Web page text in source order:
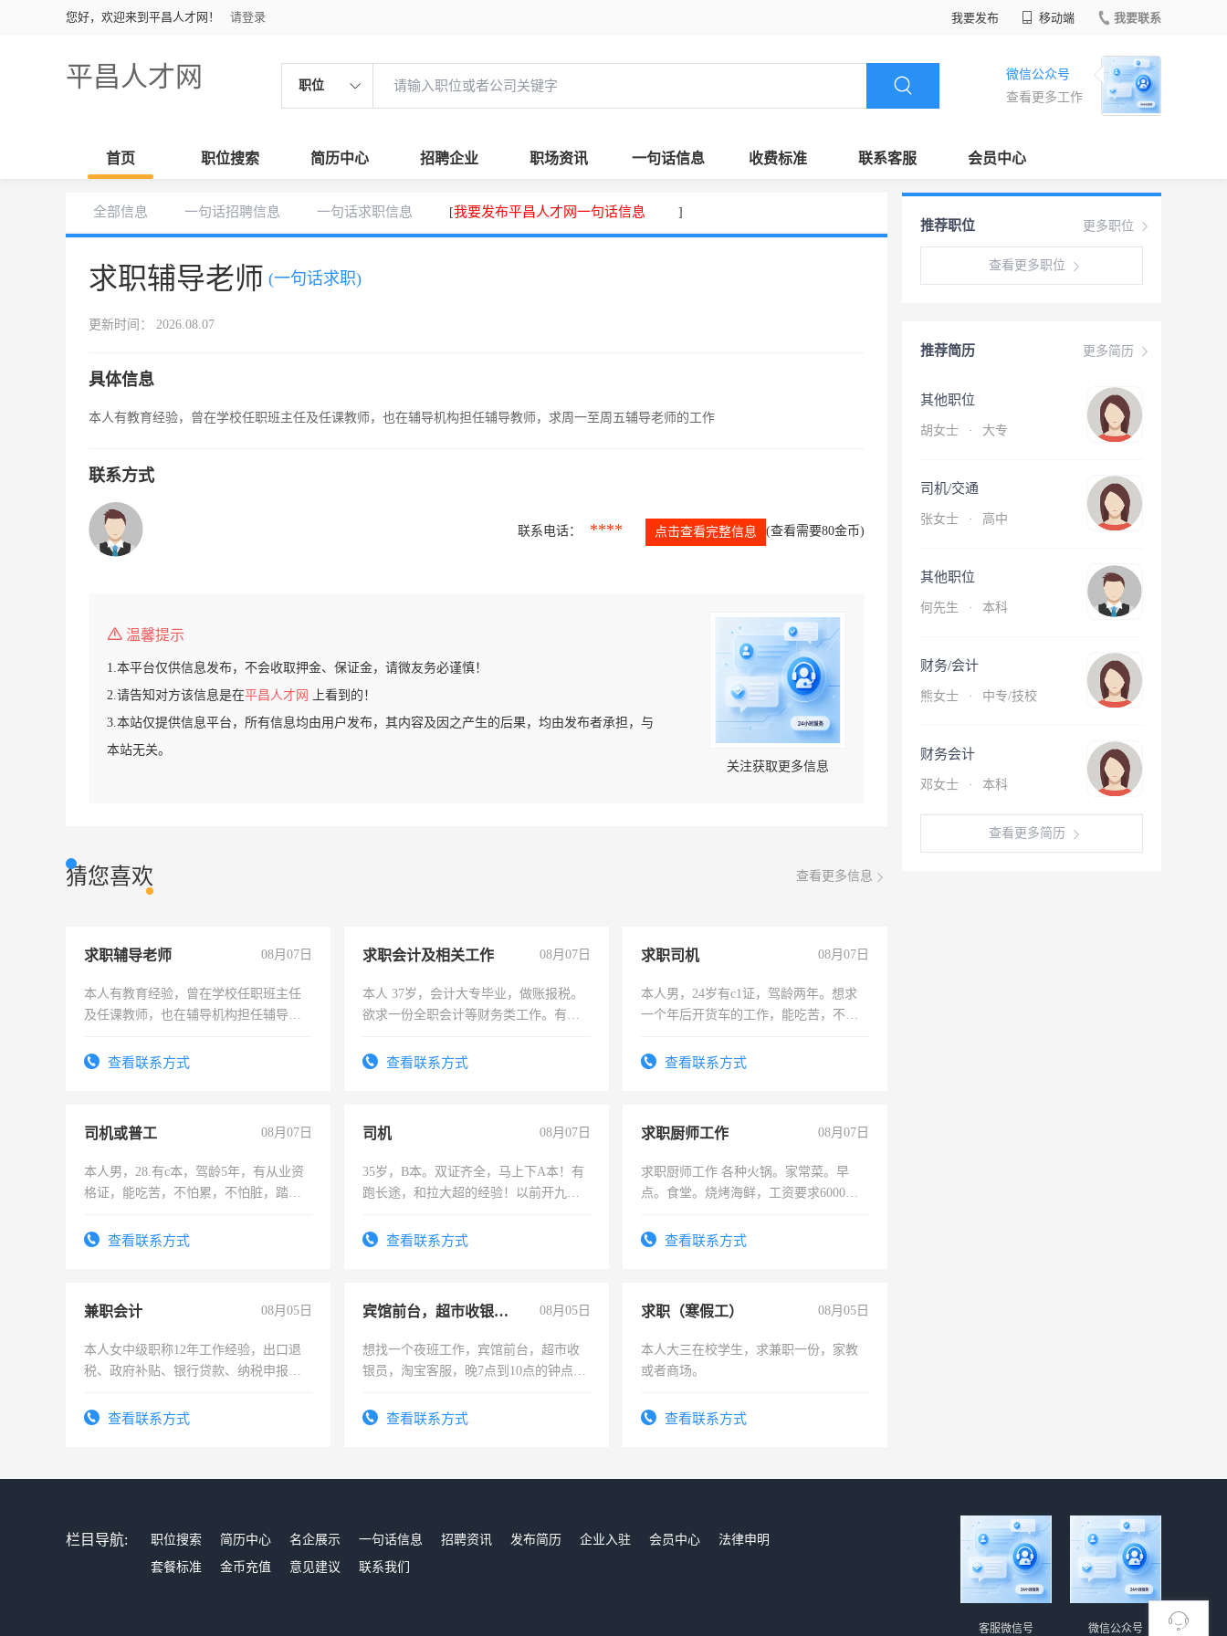
您好，欢迎来到平昌人才网！ 请登录 我要发布 移动端 我要联系
平昌人才网 职位
微信公众号
查看更多工作
首页 职位搜索 简历中心 招聘企业 职场资讯 一句话信息 收费标准 联系客服 会员中心
全部信息 一句话招聘信息 一句话求职信息 [我要发布平昌人才网一句话信息 ]
求职辅导老师 (一句话求职)
更新时间： 2026.08.07
具体信息
本人有教育经验，曾在学校任职班主任及任课教师，也在辅导机构担任辅导教师，求周一至周五辅导老师的工作
联系方式
联系电话： **** 点击查看完整信息 (查看需要80金币)
温馨提示
1.本平台仅供信息发布，不会收取押金、保证金，请微友务必谨慎！
2.请告知对方该信息是在平昌人才网
上看到的！
3.本站仅提供信息平台，所有信息均由用户发布，其内容及因之产生的后果，均由发布者承担，与
本站无关。
关注获取更多信息
猜您喜欢 查看更多信息
求职辅导老师 08月07日
本人有教育经验，曾在学校任职班主任
及任课教师，也在辅导机构担任辅导教
查看联系方式
求职会计及相关工作 08月07日
本人 37岁，会计大专毕业，做账报税。
欲求一份全职会计等财务类工作。有会
查看联系方式
求职司机 08月07日
本人男，24岁有c1证，驾龄两年。想求
一个年后开货车的工作，能吃苦，不怕
查看联系方式
司机或普工 08月07日
本人男，28.有c本，驾龄5年，有从业资
格证，能吃苦，不怕累，不怕脏，踏
查看联系方式
司机 08月07日
35岁，B本。双证齐全，马上下A本！有
跑长途，和拉大超的经验！以前开九米
查看联系方式
求职厨师工作 08月07日
求职厨师工作 各种火锅。家常菜。早
点。食堂。烧烤海鲜，工资要求6000以
查看联系方式
兼职会计 08月05日
本人女中级职称12年工作经验，出口退
税、政府补贴、银行贷款、纳税申报、
务，财务咨询等业务。欲求兼职会计工
查看联系方式
宾馆前台，超市收银员，淘宝客服 08月05日
想找一个夜班工作，宾馆前台，超市收
银员，淘宝客服，晚7点到10点的钟点
号同微信查看联系方式
求职（寒假工） 08月05日
本人大三在校学生，求兼职一份，家教
或者商场。
查看联系方式
更多职位
推荐职位
查看更多职位
更多简历
推荐简历
其他职位
胡女士 · 大专
司机/交通
张女士 · 高中
其他职位
何先生 · 本科
财务/会计
熊女士 · 中专/技校
财务会计
邓女士 · 本科
查看更多简历
栏目导航: 职位搜索 简历中心 名企展示 一句话信息 招聘资讯 发布简历 企业入驻 会员中心
法律申明
套餐标准
金币充值 意见建议 联系我们
微信公众号
客服微信号